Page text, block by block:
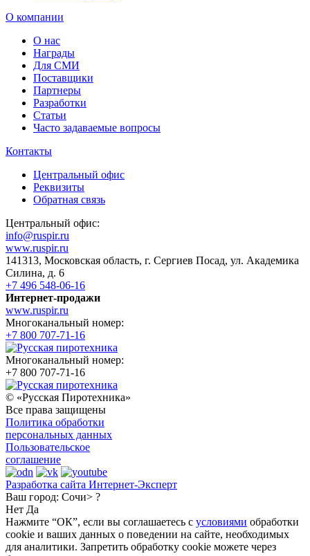
О компании
О нас
Награды
Для СМИ
Поставщики
Партнеры
Разработки
Статьи
Часто задаваемые вопросы
Контакты
Центральный офис
Реквизиты
Обратная связь
Центральный офис:
info@ruspir.ru
www.ruspir.ru
141313, Московская область, г. Сергиев Посад, ул. Академика
Силина, д. 6
+7 496 548-06-16
Интернет-продажи
www.ruspir.ru
Многоканальный номер:
+7 800 707-71-16
Многоканальный номер:
+7 800 707-71-16
© «Русская Пиротехника»
Все права защищены
Политика обработки
персональных данных
Пользовательское
соглашение
Разработка сайта Интернет-Эксперт
Ваш город: Сочи> ?
Нет Да
Нажмите “ОК”, если вы соглашаетесь с условиями обработки
cookie и ваших данных о поведении на сайте, необходимых
для аналитики. Запретить обработку cookie можете через